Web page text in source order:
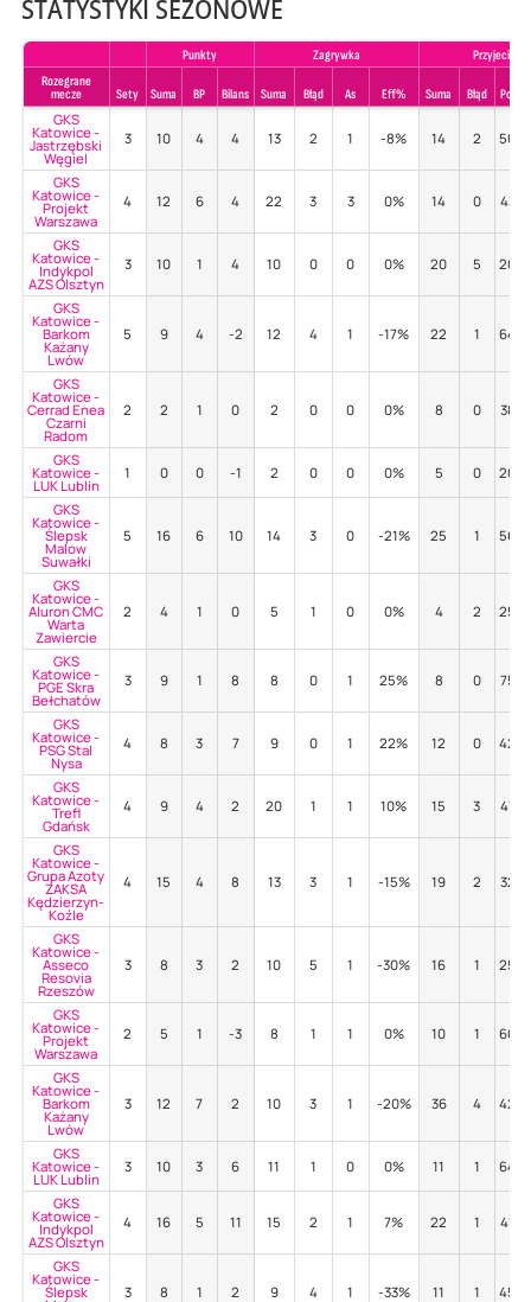
STATYSTYKI SEZONOWE
Punkty Zagrywka
Przyjecie
Rozegrane
mecze
Sety Suma BP Bilans Suma Błąd As Eff% Suma Błąd Poz%
GKS
Katowice -
Jastrzębski
Węgiel
3 10 4 4 13 2 1 -8% 14 2 50%
GKS
Katowice -
Projekt
Warszawa
4 12 6 4 22 3 3 0% 14 0 43%
GKS
Katowice -
Indykpol
AZS Olsztyn
3 10 1 4 10 0 0 0% 20 5 20%
GKS
Katowice -
Barkom
Każany
Lwów
5 9 4 -2 12 4 1 -17% 22 1 64%
GKS
Katowice -
Cerrad Enea
Czarni
Radom
2 2 1 0 2 0 0 0% 8 0 38%
GKS
Katowice -
LUK Lublin
1 0 0 -1 2 0 0 0% 5 0 20%
GKS
Katowice -
Ślepsk
Malow
Suwałki
5 16 6 10 14 3 0 -21% 25 1 56%
GKS
Katowice -
Aluron CMC
Warta
Zawiercie
2 4 1 0 5 1 0 0% 4 2 25%
GKS
Katowice -
PGE Skra
Bełchatów
3 9 1 8 8 0 1 25% 8 0 75%
GKS
Katowice -
PSG Stal
Nysa
4 8 3 7 9 0 1 22% 12 0 42%
GKS
Katowice -
Trefl
Gdańsk
4 9 4 2 20 1 1 10% 15 3 47%
GKS
Katowice -
Grupa Azoty
ZAKSA
Kędzierzyn-
Koźle
4 15 4 8 13 3 1 -15% 19 2 32%
GKS
Katowice -
Asseco
Resovia
Rzeszów
3 8 3 2 10 5 1 -30% 16 1 25%
GKS
Katowice -
Projekt
Warszawa
2 5 1 -3 8 1 1 0% 10 1 60%
GKS
Katowice -
Barkom
Każany
Lwów
3 12 7 2 10 3 1 -20% 36 4 42%
GKS
Katowice -
LUK Lublin
3 10 3 6 11 1 0 0% 11 1 64%
GKS
Katowice -
Indykpol
AZS Olsztyn
4 16 5 11 15 2 1 7% 22 1 41%
GKS
Katowice -
Ślepsk 3 8 1 2 9 4 1 -33% 11 1 45%